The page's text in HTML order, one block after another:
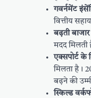
गवर्नमेंट
वित्तीय
बढ़ती
मदद मिलती
एक्सपोर्ट
मिलता है।
बढ़ने की
स्किल्ड